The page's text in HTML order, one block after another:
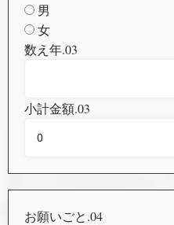
男
女
数え年.03
小計金額.03
お願いごと.04